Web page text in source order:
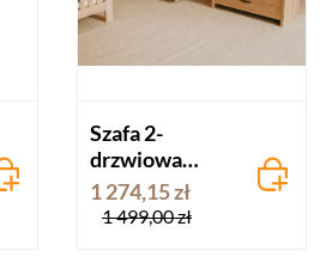
Szafa 2-
drzwiowa
AMELIA dąb
1 274,15 zł
1 499,00 zł